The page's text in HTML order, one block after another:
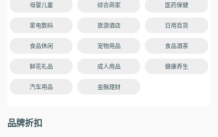
母婴儿童 综合商家 医药保健
家电数码 旅游酒店 日用百货
食品休闲 宠物用品 食品酒茶
鲜花礼品 成人用品 健康养生
汽车用品 金融理财
品牌折扣